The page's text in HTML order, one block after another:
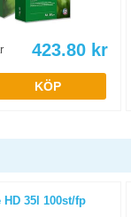
423.80 kr
KÖP
HD 35l 100st/fp